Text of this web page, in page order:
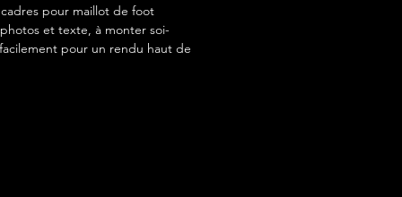
pour maillot de foot
et texte, à monter soi-
pour un rendu haut de